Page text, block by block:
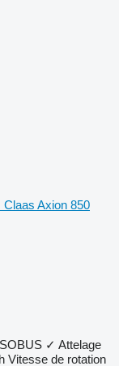
Axion 850
✓ Attelage
Vitesse de rotation